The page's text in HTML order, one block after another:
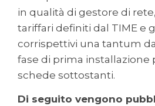
in qualità di gestore di
tariffari definiti dal TIME e
corrispettivi una tantum
fase di prima
schede sottostanti.
Di seguito vengono